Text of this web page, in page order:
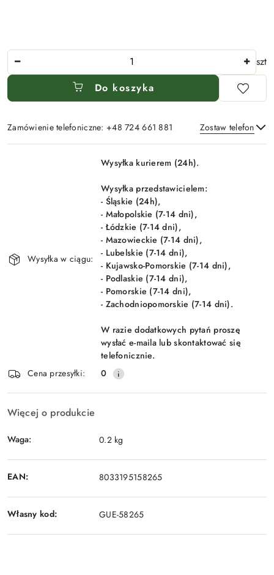
Ilość
szt
Do koszyka
Zamówienie telefoniczne: +48 724 661 881 Zostaw telefon
Wyślij
Wysyłka w ciągu:
Wysyłka kurierem (24h).
Wysyłka przedstawicielem:
- Śląskie (24h),
- Małopolskie (7-14 dni),
- Łódzkie (7-14 dni),
- Mazowieckie (7-14 dni),
- Lubelskie (7-14 dni),
- Kujawsko-Pomorskie (7-14 dni),
- Podlaskie (7-14 dni),
- Pomorskie (7-14 dni),
- Zachodniopomorskie (7-14 dni).
W razie dodatkowych pytań proszę
wysłać e-maila lub skontaktować się
telefonicznie.
Cena przesyłki:
0
Więcej o produkcie
Waga: 0.2 kg
EAN: 8033195158265
Własny kod: GUE-58265